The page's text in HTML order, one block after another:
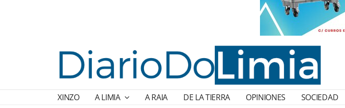
XINZO A LIMIA A RAIA DE LA TIERRA OPINIONES SOCIEDAD